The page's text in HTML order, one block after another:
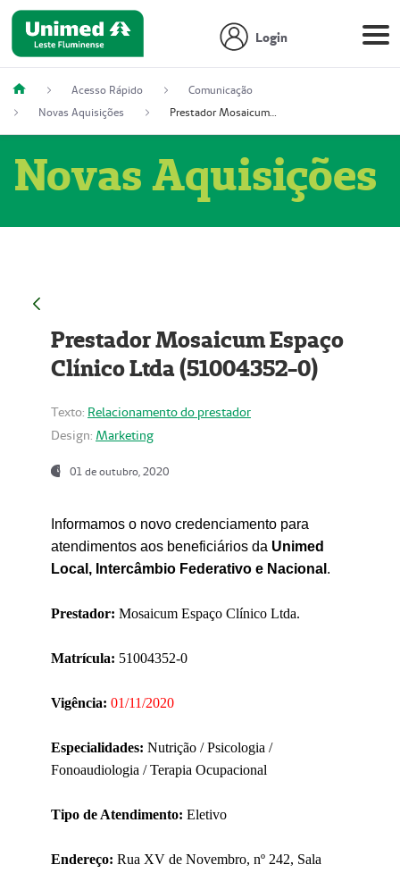
Login
Acesso Rápido
Comunicação
Novas Aquisições
Prestador Mosaicum Espaço Clínico Ltda (51004352-0)
Novas Aquisições
Prestador Mosaicum Espaço
Clínico Ltda (51004352-0)
Texto: Relacionamento do prestador
Design: Marketing
01 de outubro, 2020
Informamos o novo credenciamento para
atendimentos aos beneficiários da Unimed
Local, Intercâmbio Federativo e Nacional .
Prestador: Mosaicum Espaço Clínico Ltda.
Matrícula: 51004352-0
Vigência: 01/11/2020
Especialidades: Nutrição / Psicologia /
Fonoaudiologia / Terapia Ocupacional
Tipo de Atendimento: Eletivo
Endereço: Rua XV de Novembro, nº 242, Sala